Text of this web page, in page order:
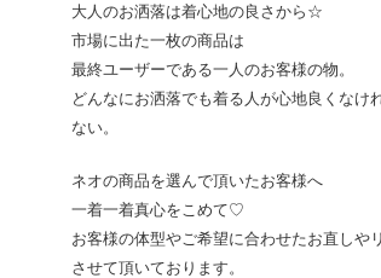
大人のお洒落は着心地の良さから☆
市場に出た一枚の商品は
最終ユーザーである一人のお客様の物。
どんなにお洒落でも着る人が心地良くなけ
ない。
ネオの商品を選んで頂いたお客様へ
一着一着真心をこめて♡
お客様の体型やご希望に合わせたお直しや
させて頂いております。